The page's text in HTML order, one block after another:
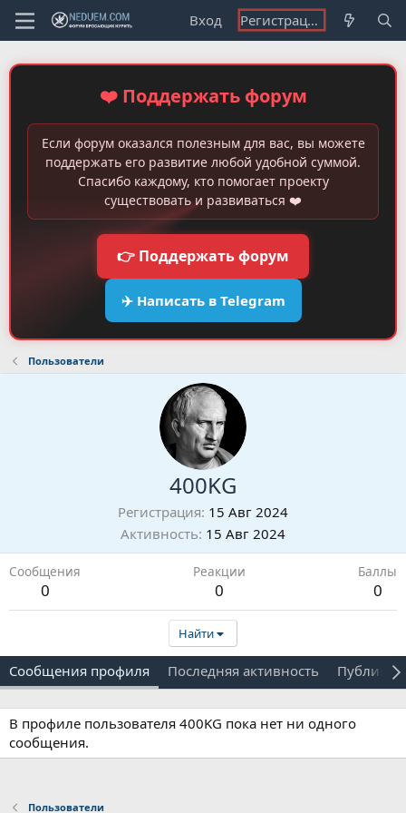
Вход Регистрация
❤️ Поддержать форум
Если форум оказался полезным для вас, вы можете
поддержать его развитие любой удобной суммой.
Спасибо каждому, кто помогает проекту
существовать и развиваться ❤️
👉 Поддержать форум
✈️ Написать в Telegram
Пользователи
400KG
Регистрация 15 Авг 2024
Активность 15 Авг 2024
Сообщения
0
Реакции
0
Баллы
0
Найти
Сообщения профиля Последняя активность
В профиле пользователя 400KG пока нет ни одного
сообщения.
Пользователи